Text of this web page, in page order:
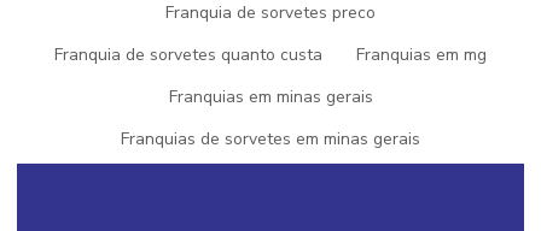
Franquia de sorvetes preco
Franquia de sorvetes quanto custa
Franquias em mg
Franquias em minas gerais
Franquias de sorvetes em minas gerais
fabrica de açai
fornecedor de açai
franquia de sorvete